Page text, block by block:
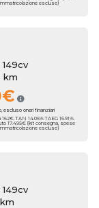
escluse)
149cv
km
escluso oneri finanziari
TAN 14.05% TAEG 16.91%.
17.495€ (kit consegna, spese
escluse)
149cv
km